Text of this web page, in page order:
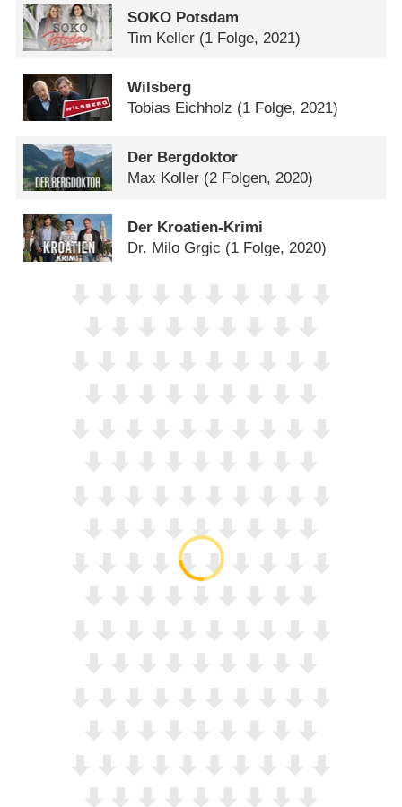
SOKO Potsdam
Tim Keller (1 Folge, 2021)
Wilsberg
Tobias Eichholz (1 Folge, 2021)
Der Bergdoktor
Max Koller (2 Folgen, 2020)
Der Kroatien-Krimi
Dr. Milo Grgic (1 Folge, 2020)